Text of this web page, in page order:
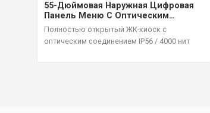
55-Дюймовая Наружная Цифровая
Панель Меню С Оптическим
Решением Для Склеивания,
Высокая Яркость 4000 Нит
Полностью открытый ЖК-киоск с
оптическим соединением IP56 / 4000 нит